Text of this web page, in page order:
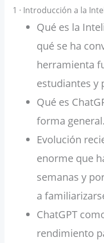
1 · Introducción a la
Qué es la
qué se ha
herramienta
estudiantes y
Qué es
forma general.
Evolución
enorme que
semanas y
a
ChatGPT
rendimiento